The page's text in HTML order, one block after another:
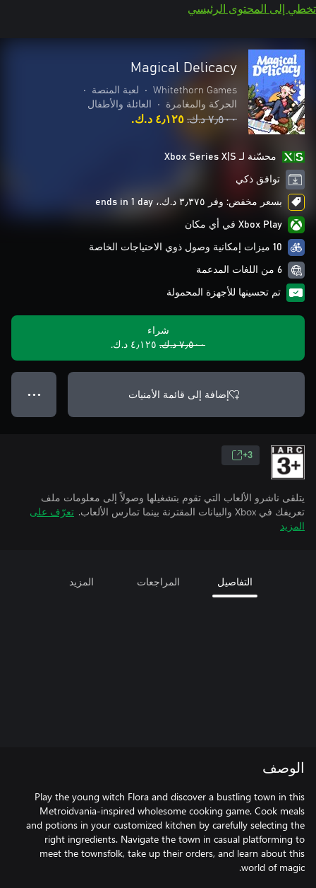
تخطي إلى المحتوى الرئيسي
Magical Delicacy
Whitethorn Games
• لعبة المنصة
•
الحركة والمغامرة
• العائلة والأطفال
٧٫٥٠٠ د.ك.‏ ٤٫١٢٥ د.ك.‏
محسّنة لـ Xbox Series X|S
توافق ذكي
بسعر مخفض: وفر ٣٫٣٧٥ د.ك.‏، ends in 1 day
Xbox Play في أي مكان
10 ميزات إمكانية وصول ذوي الاحتياجات الخاصة
6 من اللغات المدعمة
تم تحسينها للأجهزة المحمولة
شراء
٧٫٥٠٠ د.ك.‏
٤٫١٢٥ د.ك.‏
إضافة إلى قائمة الأمنيات ● ● ●
3+
يتلقى ناشرو الألعاب التي تقوم بتشغيلها وصولاً إلى معلومات ملف
تعريفك في Xbox والبيانات المقترنة بينما تمارس الألعاب.
تعرّف على
المزيد
التفاصيل المراجعات المزيد
الوصف
Play the young witch Flora and discover a bustling town in this
Metroidvania-inspired wholesome cooking game. Cook meals
and potions in your customized kitchen by carefully selecting the
right ingredients. Navigate the town in casual platforming to
meet the townsfolk, take up their orders, and learn about this